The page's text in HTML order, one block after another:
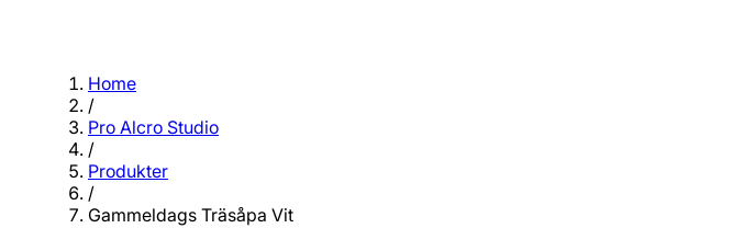
Home
/
Pro Alcro Studio
/
Produkter
/
Gammeldags Träsåpa Vit